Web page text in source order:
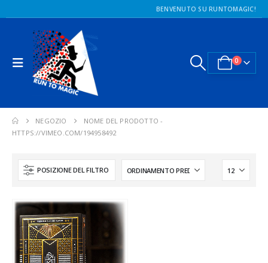
BENVENUTO SU RUNTOMAGIC!
0
NEGOZIO
NOME DEL PRODOTTO -
HTTPS://VIMEO.COM/194958492
POSIZIONE DEL FILTRO